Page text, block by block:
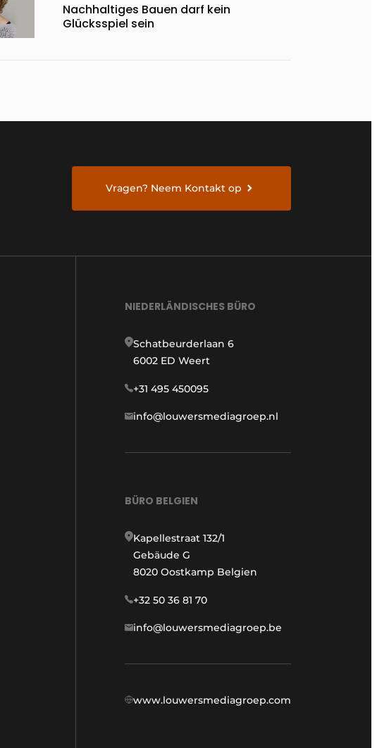
Nachhaltiges Bauen darf kein
Glücksspiel sein
Vragen? Neem Kontakt op
NIEDERLÄNDISCHES BÜRO
Schatbeurderlaan 6
6002 ED Weert
+31 495 450095
info@louwersmediagroep.nl
BÜRO BELGIEN
Kapellestraat 132/1
Gebäude G
8020 Oostkamp Belgien
+32 50 36 81 70
info@louwersmediagroep.be
www.louwersmediagroep.com